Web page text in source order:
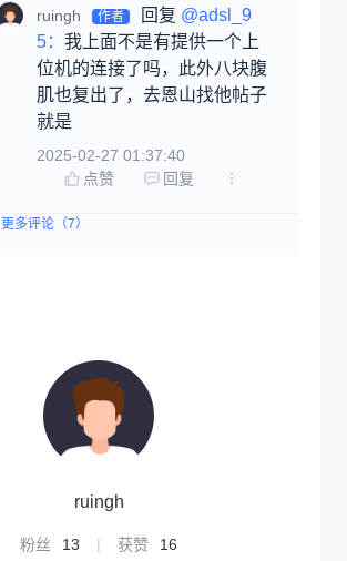
ruingh 作者 回复 @adsl_9
5： 我上面不是有提供一个上
位机的连接了吗，此外八块腹
肌也复出了，去恩山找他帖子
就是
2025-02-27 01:37:40
点赞
回复
更多评论（7）
ruingh
粉丝 13 | 获赞 16